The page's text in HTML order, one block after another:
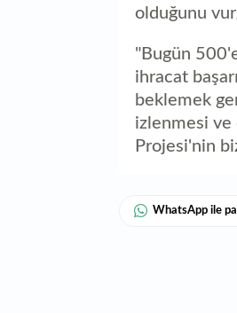
olduğunu
"Bugün
ihracat
beklemek
izlenmesi ve
Projesi'nin
WhatsApp ile